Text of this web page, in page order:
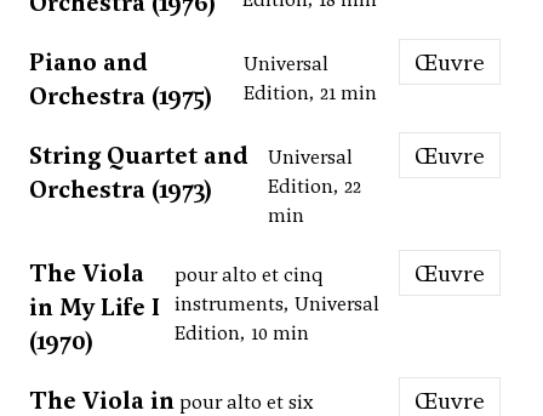
Piano and
Orchestra (1975)
Universal
Edition, 21 min
Œuvre
String Quartet and
Orchestra (1973)
Universal
Edition, 22
min
Œuvre
The Viola
in My Life I
(1970)
pour alto et cinq
instruments, Universal
Edition, 10 min
Œuvre
The Viola in pour alto et six
Œuvre